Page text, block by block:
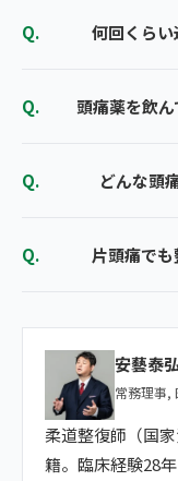
何回くら
頭痛薬を飲
どんな頭
片頭痛で
安藝泰
常務理事,
柔道整復師（国
籍。臨床経験28